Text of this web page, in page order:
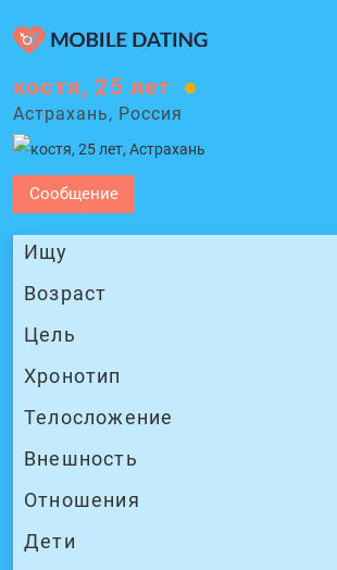
Сообщение
Ищу
Возраст
Цель
Хронотип
Телосложение
Внешность
Отношения
Дети
костя, 25 лет
Астрахань, Россия